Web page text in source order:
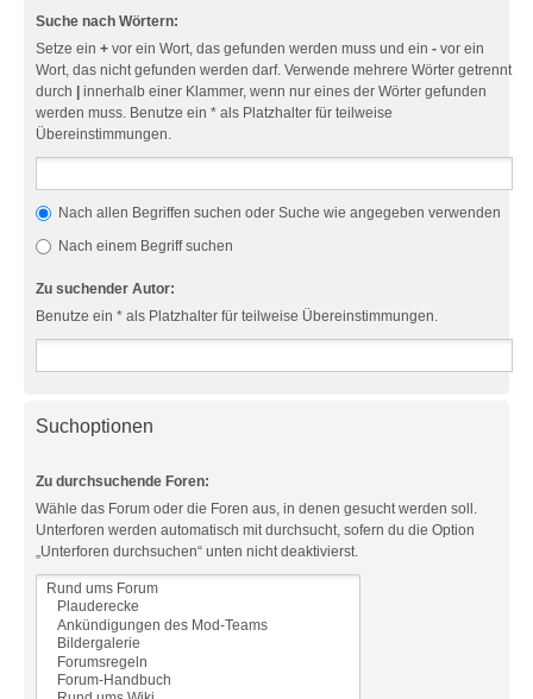
Suche nach Wörtern:
Setze ein + vor ein Wort, das gefunden werden muss und ein - vor ein
Wort, das nicht gefunden werden darf. Verwende mehrere Wörter getrennt
durch
innerhalb einer Klammer, wenn nur eines der Wörter gefunden
werden muss. Benutze ein * als Platzhalter für teilweise
Übereinstimmungen.
Nach allen Begriffen suchen oder Suche wie angegeben verwenden
Nach einem Begriff suchen
Zu suchender Autor:
Benutze ein * als Platzhalter für teilweise Übereinstimmungen.
Suchoptionen
Zu durchsuchende Foren:
Wähle das Forum oder die Foren aus, in denen gesucht werden soll.
Unterforen werden automatisch mit durchsucht, sofern du die Option
„Unterforen durchsuchen“ unten nicht deaktivierst.